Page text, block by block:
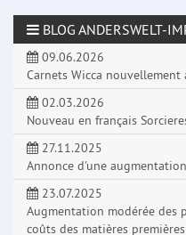
BLOG ANDERSWELT-
09.06.2026
Carnets Wicca
02.03.2026
Nouveau en français
27.11.2025
Annonce d'une
23.07.2025
Augmentation modérée des
coûts des matières